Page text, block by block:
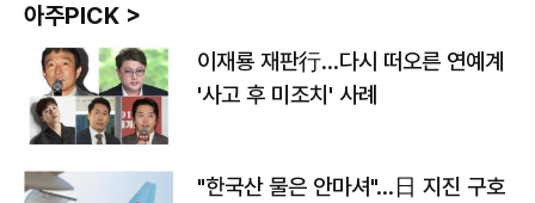
아주PICK >
이재룡 재판行…다시 떠오른 연예계
'사고 후 미조치' 사례
"한국산 물은 안마셔"…日 지진 구호